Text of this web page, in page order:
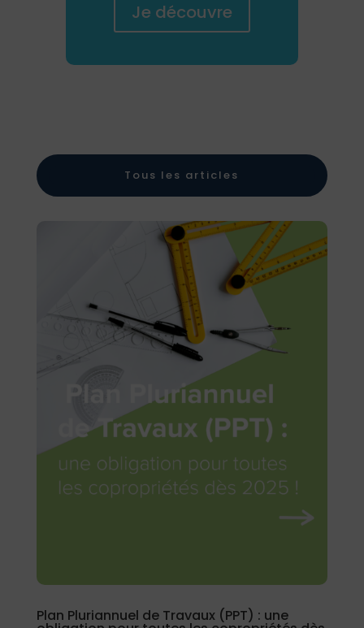
Je découvre
Tous les articles
Plan Pluriannuel de Travaux (PPT) : une